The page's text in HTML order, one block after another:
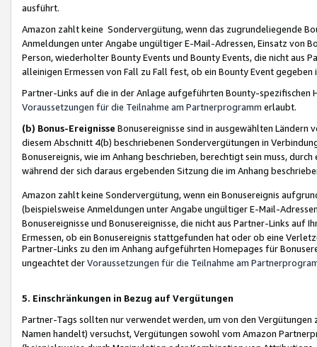
ausführt.
Amazon zahlt keine Sondervergütung, wenn das zugrundeliegende
Anmeldungen unter Angabe ungültiger E-Mail-Adressen, Einsatz von
Person, wiederholter Bounty Events und Bounty Events, die nicht
alleinigen Ermessen von Fall zu Fall fest, ob ein Bounty Event
Partner-Links auf die in der Anlage aufgeführten Bounty-spezifischen
Voraussetzungen für die Teilnahme am Partnerprogramm erlaubt.
(b) Bonus-Ereignisse Bonusereignisse sind in ausgewählten Ländern
diesem Abschnitt 4(b) beschriebenen Sondervergütungen in
Bonusereignis, wie im Anhang beschrieben, berechtigt sein muss,
während der sich daraus ergebenden Sitzung die im Anhang
Amazon zahlt keine Sondervergütung, wenn ein Bonusereignis
(beispielsweise Anmeldungen unter Angabe ungültiger E-Mail-
Bonusereignisse und Bonusereignisse, die nicht aus Partner-Links auf
Ermessen, ob ein Bonusereignis stattgefunden hat oder ob eine
Partner-Links zu den im Anhang aufgeführten Homepages für
ungeachtet derVoraussetzungen für die Teilnahme am
5. Einschränkungen in Bezug auf Vergütungen
Partner-Tags sollten nur verwendet werden, um von den
Namen handelt) versuchst, Vergütungen sowohl vom Amazon